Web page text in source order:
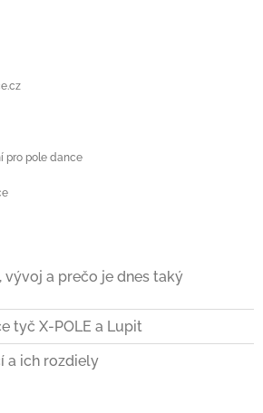
pro pole dance
vývoj a prečo je dnes taký
tyč X-POLE a Lupit
a ich rozdiely